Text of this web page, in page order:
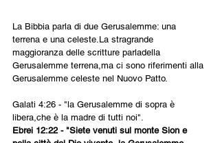
La Bibbia parla di due Gerusalemme: una
terrena e una celeste.La stragrande
maggioranza delle scritture parladella
Gerusalemme terrena,ma ci sono riferimenti alla
Gerusalemme celeste nel Nuovo Patto.
Galati 4:26 - "la Gerusalemme di sopra è
libera,che è la madre di tutti noi".
Ebrei 12:22 - "Siete venuti sul monte Sion e